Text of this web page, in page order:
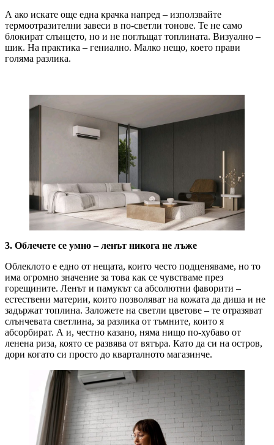
А ако искате още една крачка напред – използвайте
термоотразителни завеси в по-светли тонове. Те не само
блокират слънцето, но и не поглъщат топлината. Визуално –
шик. На практика – гениално. Малко нещо, което прави
голяма разлика.
3. Облечете се умно – ленът никога не лъже
Облеклото е едно от нещата, които често подценяваме, но то
има огромно значение за това как се чувстваме през
горещините. Ленът и памукът са абсолютни фаворити –
естествени материи, които позволяват на кожата да диша и не
задържат топлина. Заложете на светли цветове – те отразяват
слънчевата светлина, за разлика от тъмните, които я
абсорбират. А и, честно казано, няма нищо по-хубаво от
ленена риза, която се развява от вятъра. Като да си на остров,
дори когато си просто до кварталното магазинче.